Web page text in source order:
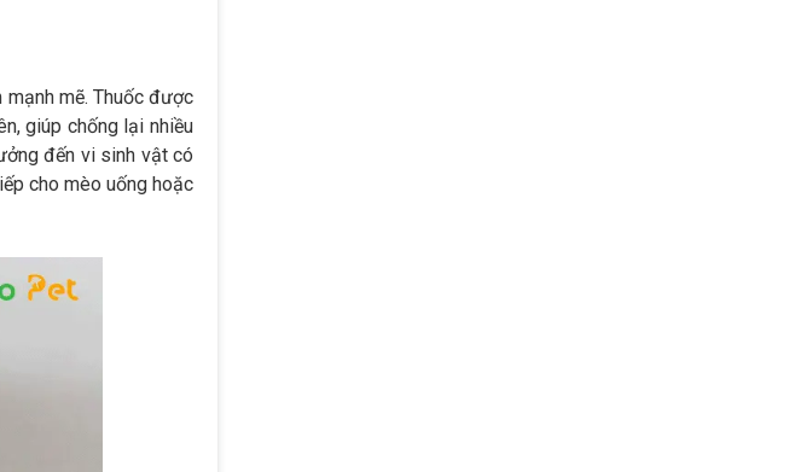
mẽ. Thuốc được
giúp chống lại nhiều
đến vi sinh vật có
cho mèo uống hoặc